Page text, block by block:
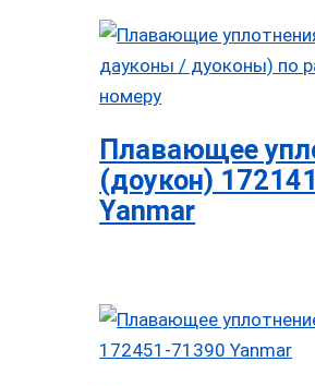
Плавающее
(доукон)
Yanmar